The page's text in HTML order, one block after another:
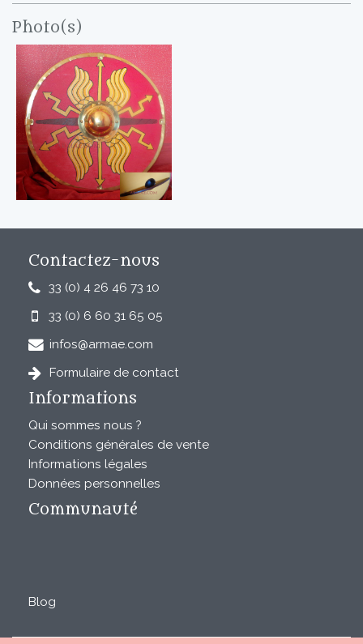
Photo(s)
Contactez-nous
33 (0) 4 26 46 73 10
33 (0) 6 60 31 65 05
infos@armae.com
Formulaire de contact
Informations
Qui sommes nous ?
Conditions générales de vente
Informations légales
Données personnelles
Communauté
Blog